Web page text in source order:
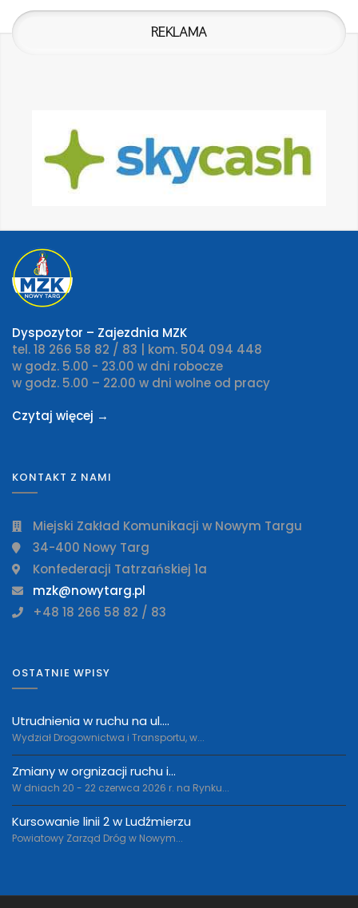
REKLAMA
Dyspozytor – Zajezdnia MZK
tel. 18 266 58 82 / 83 | kom. 504 094 448
w godz. 5.00 - 23.00 w dni robocze
w godz. 5.00 – 22.00 w dni wolne od pracy
Czytaj więcej →
KONTAKT Z NAMI
Miejski Zakład Komunikacji w Nowym Targu
34-400 Nowy Targ
Konfederacji Tatrzańskiej 1a
mzk@nowytarg.pl
+48 18 266 58 82 / 83
OSTATNIE WPISY
Utrudnienia w ruchu na ul....
Wydział Drogownictwa i Transportu, w...
Zmiany w orgnizacji ruchu i...
W dniach 20 - 22 czerwca 2026 r. na Rynku...
Kursowanie linii 2 w Ludźmierzu
Powiatowy Zarząd Dróg w Nowym...